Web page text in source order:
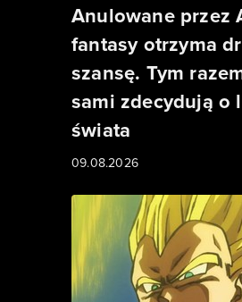
Anulowane przez
fantasy otrzyma
szansę. Tym
sami zdecydują o
świata
09.08.2026